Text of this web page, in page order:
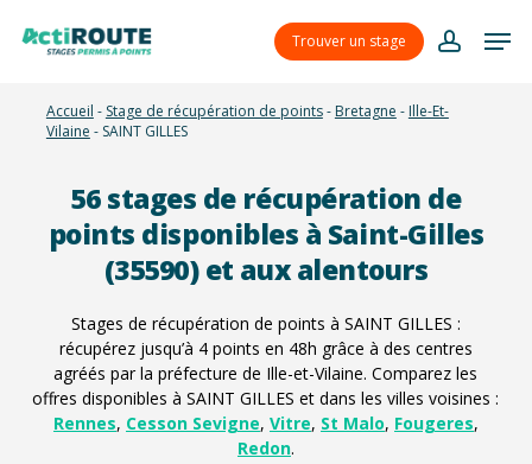
Trouver un stage
account
Accueil - Stage de récupération de points- Bretagne - Ille-Et-
Vilaine - SAINT GILLES
56stages de récupération de
points disponibles à Saint-Gilles
(35590) et aux alentours
Stages de récupération de points à SAINT GILLES :
récupérez jusqu’à 4 points en 48h grâce à des centres
agréés par la préfecture de Ille-et-Vilaine. Comparez les
offres disponibles à SAINT GILLES et dans les villes voisines :
Rennes, Cesson Sevigne, Vitre, St Malo, Fougeres,
Redon.